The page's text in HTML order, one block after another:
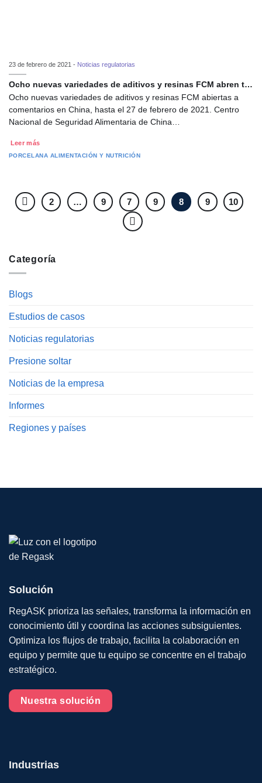
Categoría
Blogs
Estudios de casos
Noticias regulatorias
Presione soltar
Noticias de la empresa
Informes
Regiones y países
23 de febrero de 2021 - Noticias regulatorias
Ocho nuevas variedades de aditivos y resinas FCM abren t…
Ocho nuevas variedades de aditivos y resinas FCM abiertas a
comentarios en China, hasta el 27 de febrero de 2021. Centro
Nacional de Seguridad Alimentaria de China…
Leer más
PORCELANA ALIMENTACIÓN Y NUTRICIÓN
2 … 9 7 9 8 9 10
Solución
RegASK prioriza las señales, transforma la información en
conocimiento útil y coordina las acciones subsiguientes.
Optimiza los flujos de trabajo, facilita la colaboración en
equipo y permite que tu equipo se concentre en el trabajo
estratégico.
Nuestra solución
Industrias